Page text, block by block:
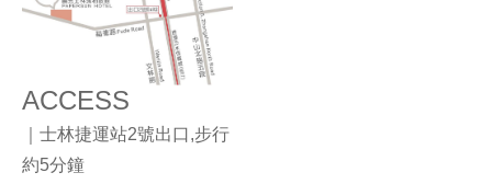
ACCESS
｜士林捷運站2號出口,步行
約5分鐘